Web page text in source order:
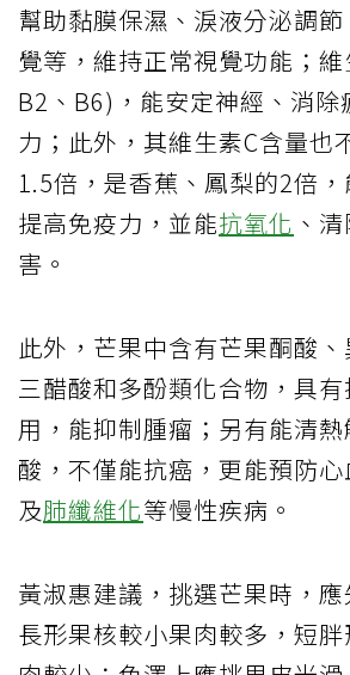
幫助黏膜保濕、淚液分泌調
覺等，維持正常視覺功能；維
B2、B6)，能安定神經、消除
力；此外，其維生素C含量也
1.5倍，是香蕉、鳳梨的2倍，
提高免疫力，並能抗氧化 、
害。
此外，芒果中含有芒果酮酸
三醋酸和多酚類化合物，具
用，能抑制腫瘤；另有能清
酸，不僅能抗癌，更能預防
及肺纖維化等慢性疾病。
黃淑惠建議，挑選芒果時，
長形果核較小果肉較多，短